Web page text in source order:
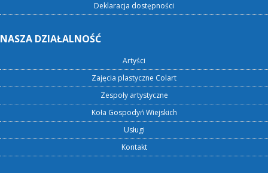
Deklaracja dostępności
NASZA DZIAŁALNOŚĆ
Artyści
Zajęcia plastyczne Colart
Zespoły artystyczne
Koła Gospodyń Wiejskich
Usługi
Kontakt